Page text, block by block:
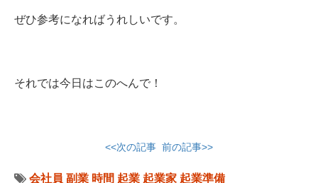
ぜひ参考になればうれしいです。
それでは今日はこのへんで！
<<次の記事 前の記事>>
会社員 副業 時間 起業 起業家 起業準備